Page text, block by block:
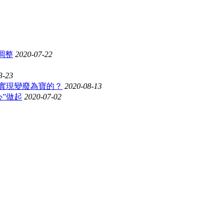
整 2020-07-22
23
現變廢為寶的？ 2020-08-13
做起 2020-07-02